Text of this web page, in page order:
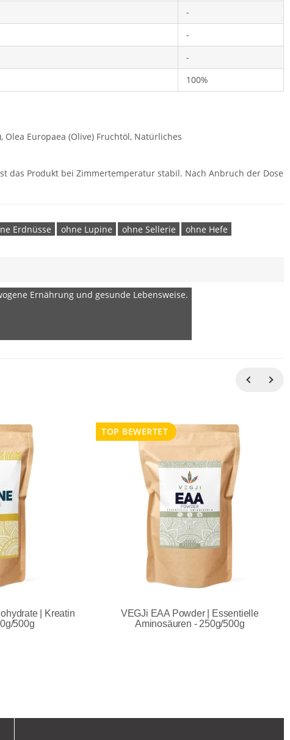
-
-
-
100%
Europaea (Olive) Fruchtöl, Natürliches
das Produkt bei Zimmertemperatur stabil. Nach Anbruch der Dose
Erdnüsse ohne Lupine ohne Sellerie
ohne Hefe
Ernährung und gesunde Lebensweise.
| Kreatin
500g
TOP BEWERTET
VEGJi EAA Powder | Essentielle
Aminosäuren - 250g/500g